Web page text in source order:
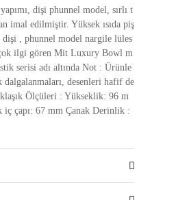
dişi phunnel model, sırlı t
imal edilmiştir. Yüksek ısıda piş
, phunnel model nargile lüles
ilgi gören Mit Luxury Bowl m
serisi adı altında Not : Ürünle
dalgalanmaları, desenleri hafif de
Ölçüleri : Yükseklik: 96 m
iç çapı: 67 mm Çanak Derinlik :